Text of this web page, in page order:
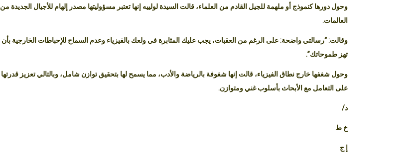
وحول دورها كنموذج أو ملهمة للجيل القادم من العلماء، قالت السيدة لولييه إنها تعتبر مسؤوليتها مصدر إلهام للأجيال الجديدة من
العالمات.
وقالت: “رسالتي واضحة: على الرغم من العقبات، يجب عليك المثابرة في ولعك بالفيزياء وعدم السماح للإحباطات الخارجية بأن
تهز طموحاتك”.
وحول شغفها خارج نطاق الفيزياء، قالت إنها شغوفة بالرياضة والأدب، مما يسمح لها بتحقيق توازن شامل، وبالتالي تعزيز قدرتها
على التعامل مع الأبحاث بأسلوب غني ومتوازن.
د/
خ ط
إ ج